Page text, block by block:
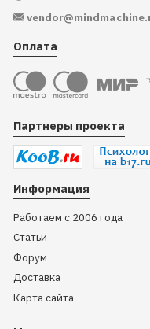
Оплата
Партнеры проекта
Информация
Работаем с 2006 года
Статьи
Форум
Доставка
Карта сайта